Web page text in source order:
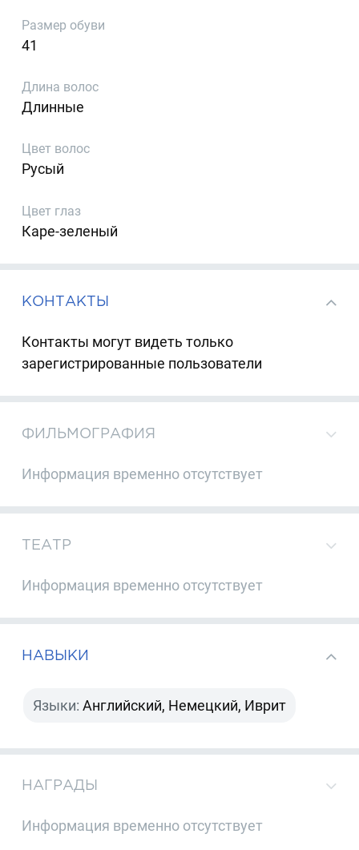
Размер обуви
41
Длина волос
Длинные
Цвет волос
Русый
Цвет глаз
Каре-зеленый
КОНТАКТЫ
Контакты могут видеть только
зарегистрированные пользователи
ФИЛЬМОГРАФИЯ
Информация временно отсутствует
ТЕАТР
Информация временно отсутствует
НАВЫКИ
Языки: Английский, Немецкий, Иврит
НАГРАДЫ
Информация временно отсутствует